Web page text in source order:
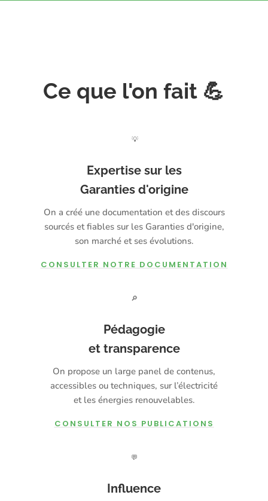
Ce que l'on fait 💪
💡
Expertise sur les
Garanties d'origine
On a créé une documentation et des discours
sourcés et fiables sur les Garanties d'origine,
son marché et ses évolutions.
CONSULTER NOTRE DOCUMENTATION
🔎
Pédagogie
et transparence
On propose un large panel de contenus,
accessibles ou techniques, sur l’électricité
et les énergies renouvelables.
CONSULTER NOS PUBLICATIONS
💬
Influence